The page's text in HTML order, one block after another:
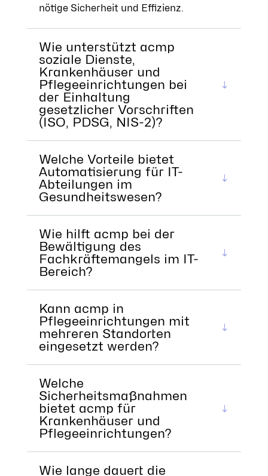
nötige Sicherheit und Effizienz.
Wie unterstützt acmp
soziale Dienste,
Krankenhäuser und
Pflegeeinrichtungen bei
der Einhaltung
gesetzlicher Vorschriften
(ISO, PDSG, NIS-2)?
Welche Vorteile bietet
Automatisierung für IT-
Abteilungen im
Gesundheitswesen?
Wie hilft acmp bei der
Bewältigung des
Fachkräftemangels im IT-
Bereich?
Kann acmp in
Pflegeeinrichtungen mit
mehreren Standorten
eingesetzt werden?
Welche
Sicherheitsmaßnahmen
bietet acmp für
Krankenhäuser und
Pflegeeinrichtungen?
Wie lange dauert die